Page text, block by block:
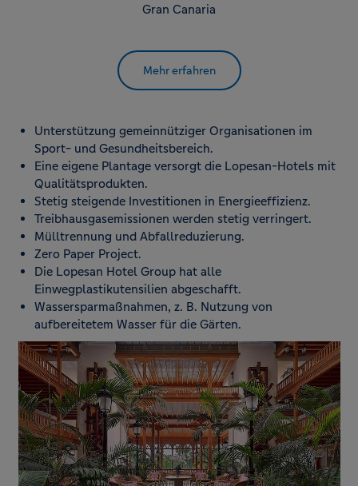
Gran Canaria
Mehr erfahren
Unterstützung gemeinnütziger Organisationen im
Sport- und Gesundheitsbereich.
Eine eigene Plantage versorgt die Lopesan-Hotels mit
Qualitätsprodukten.
Stetig steigende Investitionen in Energieeffizienz.
Treibhausgasemissionen werden stetig verringert.
Mülltrennung und Abfallreduzierung.
Zero Paper Project.
Die Lopesan Hotel Group hat alle
Einwegplastikutensilien abgeschafft.
Wassersparmaßnahmen, z. B. Nutzung von
aufbereitetem Wasser für die Gärten.